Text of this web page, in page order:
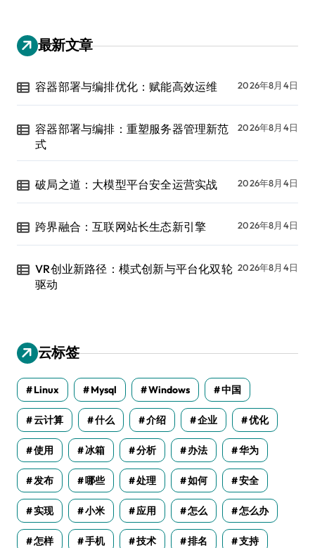
最新文章
容器部署与编排优化：赋能高效运维 2026年8月4日
容器部署与编排：重塑服务器管理新范
式
2026年8月4日
破局之道：大模型平台安全运营实战 2026年8月4日
跨界融合：互联网站长生态新引擎 2026年8月4日
VR创业新路径：模式创新与平台化双轮
驱动
2026年8月4日
云标签
Linux Mysql Windows 中国
云计算 什么 介绍 企业 优化
使用 冰箱 分析 办法 华为
发布 哪些 处理 如何 安全
实现 小米 应用 怎么 怎么办
怎样 手机 技术 排名 支持